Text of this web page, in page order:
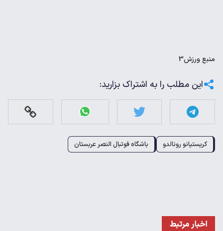
منبعورزش3
این مطلب را به اشتراک بزارید:
کریستیانو رونالدو باشگاه فوتبال النصر عربستان
اخبار مرتبط